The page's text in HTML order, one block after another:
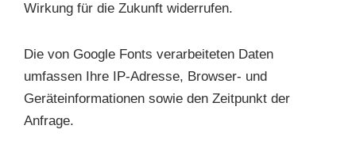
Wirkung für die Zukunft widerrufen.
Die von Google Fonts verarbeiteten Daten
umfassen Ihre IP-Adresse, Browser- und
Geräteinformationen sowie den Zeitpunkt der
Anfrage.